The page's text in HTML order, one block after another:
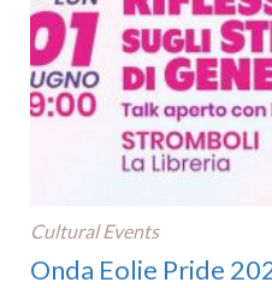
Cultural Events
Onda Eolie Pride